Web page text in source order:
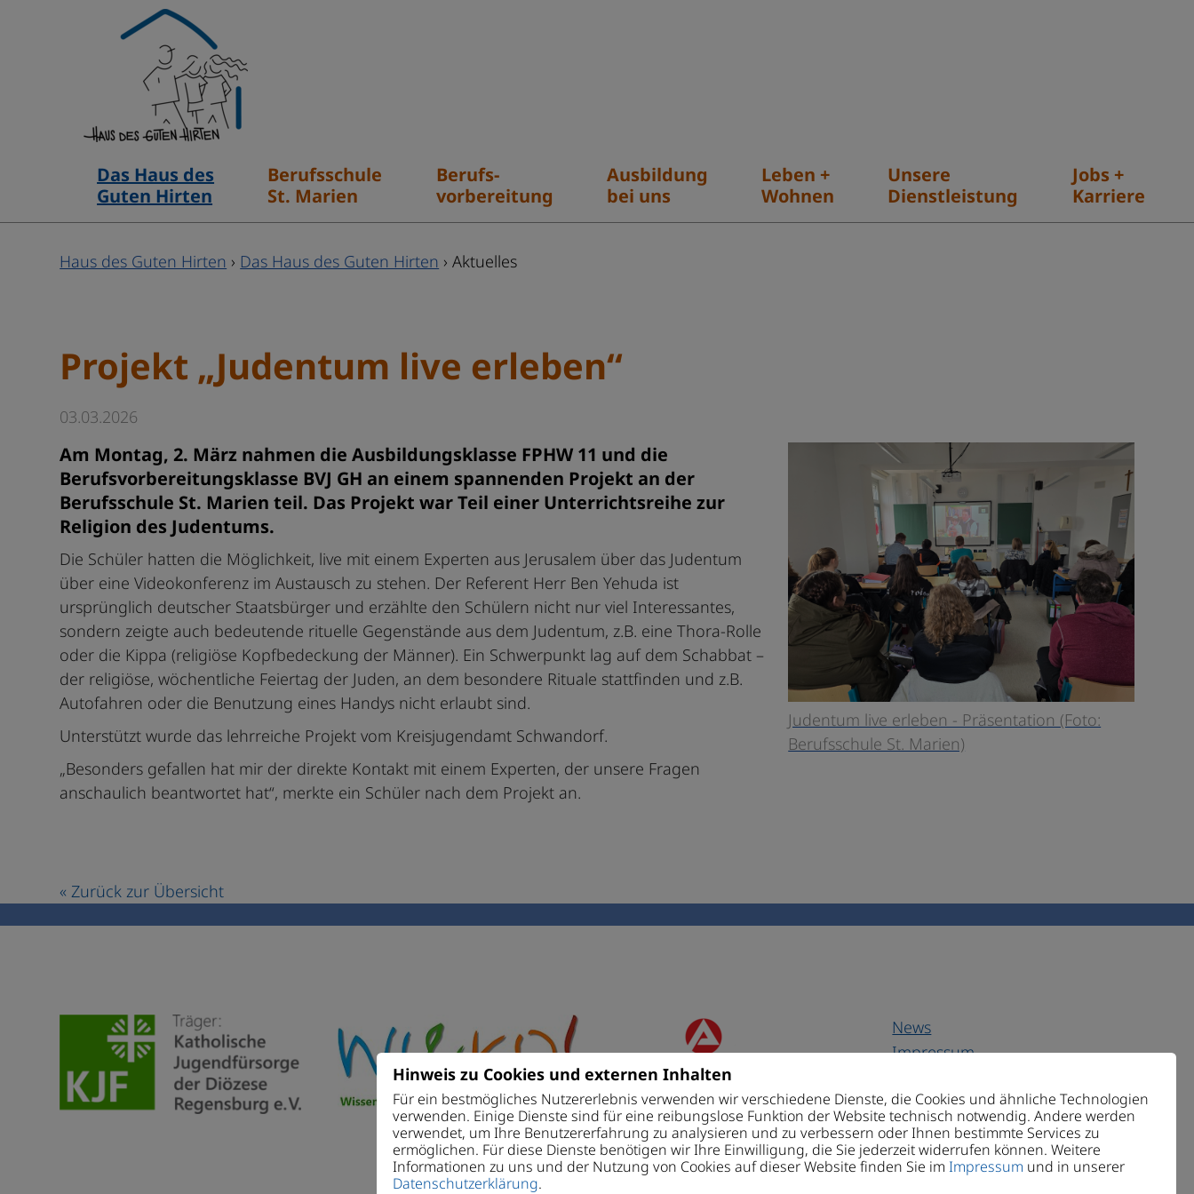
Hauptnavigation
Das Haus des
Guten Hirten
Berufsschule
St. Marien
Berufs-
vorbereitung
Ausbildung
bei uns
Leben +
Wohnen
Unsere
Dienstleistung
Jobs +
Karriere
Haus des Guten Hirten › Das Haus des Guten Hirten › Aktuelles
Projekt „Judentum live erleben“
03.03.2026
Am Montag, 2. März nahmen die Ausbildungsklasse FPHW 11 und die
Berufsvorbereitungsklasse BVJ GH an einem spannenden Projekt an der
Berufsschule St. Marien teil. Das Projekt war Teil einer Unterrichtsreihe zur
Religion des Judentums.
Die Schüler hatten die Möglichkeit, live mit einem Experten aus Jerusalem über das Judentum
über eine Videokonferenz im Austausch zu stehen. Der Referent Herr Ben Yehuda ist
ursprünglich deutscher Staatsbürger und erzählte den Schülern nicht nur viel Interessantes,
sondern zeigte auch bedeutende rituelle Gegenstände aus dem Judentum, z.B. eine Thora-Rolle
oder die Kippa (religiöse Kopfbedeckung der Männer). Ein Schwerpunkt lag auf dem Schabbat –
der religiöse, wöchentliche Feiertag der Juden, an dem besondere Rituale stattfinden und z.B.
Autofahren oder die Benutzung eines Handys nicht erlaubt sind.
Unterstützt wurde das lehrreiche Projekt vom Kreisjugendamt Schwandorf.
„Besonders gefallen hat mir der direkte Kontakt mit einem Experten, der unsere Fragen
anschaulich beantwortet hat“, merkte ein Schüler nach dem Projekt an.
Judentum live erleben - Präsentation (Foto:
Berufsschule St. Marien)
« Zurück zur Übersicht
News
Impressum
Transparenz & Compliance
Barrierefreiheit
Hinweis zu Cookies und externen Inhalten
Für ein bestmögliches Nutzererlebnis verwenden wir verschiedene Dienste, die Cookies und ähnliche Technologien
verwenden. Einige Dienste sind für eine reibungslose Funktion der Website technisch notwendig. Andere werden
verwendet, um Ihre Benutzererfahrung zu analysieren und zu verbessern oder Ihnen bestimmte Services zu
ermöglichen. Für diese Dienste benötigen wir Ihre Einwilligung, die Sie jederzeit widerrufen können. Weitere
Informationen zu uns und der Nutzung von Cookies auf dieser Website finden Sie im Impressum und in unserer
Datenschutzerklärung.